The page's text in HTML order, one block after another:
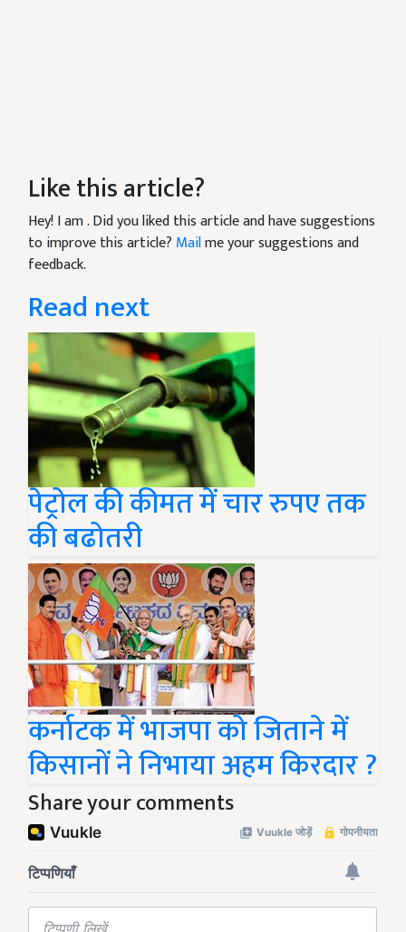
Like this article?
Hey! I am. Did you liked this article and have suggestions
to improve this article? Mailme your suggestions and
feedback.
Read next
पेट्रोल की कीमत में चार रुपए तक
की बढोतरी
कर्नाटक में भाजपा को जिताने में
किसानों ने निभाया अहम किरदार ?
Share your comments